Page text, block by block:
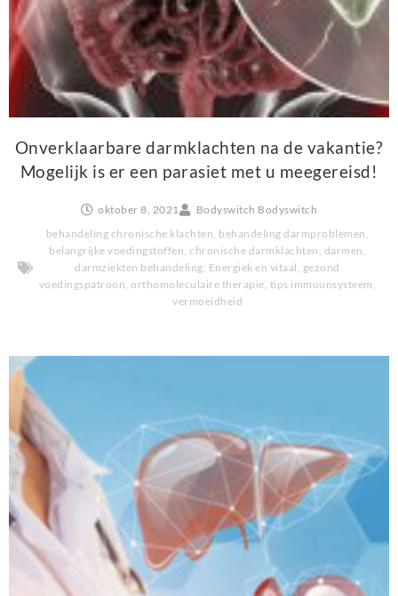
Onverklaarbare darmklachten na de vakantie?
Mogelijk is er een parasiet met u meegereisd!
oktober 8, 2021
Bodyswitch Bodyswitch
behandeling chronische klachten, behandeling darmproblemen ,
belangrijke voedingstoffen, chronische darmklachten , darmen ,
darmziekten behandeling, Energiek en vitaal , gezond
voedingspatroon,orthomoleculaire therapie, tips immuunsysteem ,
vermoeidheid